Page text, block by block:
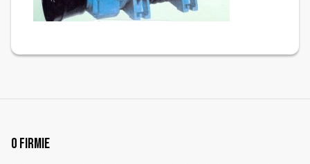
O firmie